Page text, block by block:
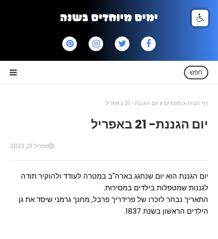
חפש
דף הבית מועדים יום הגננת- 21 באפריל
יום הגננת- 21 באפריל
אפריל 21, 2023
יום הגננת הוא יום שנחגג בארה"ב במטרה לעודד ולהוקיר תודה
לגננות שמטפלות בילדים במסירות.
התאריך נבחר לזכרו של פרידריך פרבל, מחנך גרמני שיסד את גן
הילדים הראשון בשנת 1837.